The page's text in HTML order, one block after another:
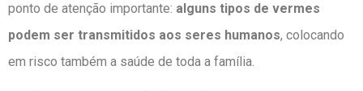
ponto de atenção importante: alguns tipos de vermes
podem ser transmitidos aos seres humanos, colocando
em risco também a saúde de toda a família.